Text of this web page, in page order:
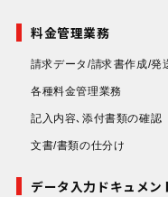
料金管理業務
請求データ/請求書作成/発
各種料金管理業務
記入内容､添付書類の確認
文書/書類の仕分け
データ入力ドキュメン